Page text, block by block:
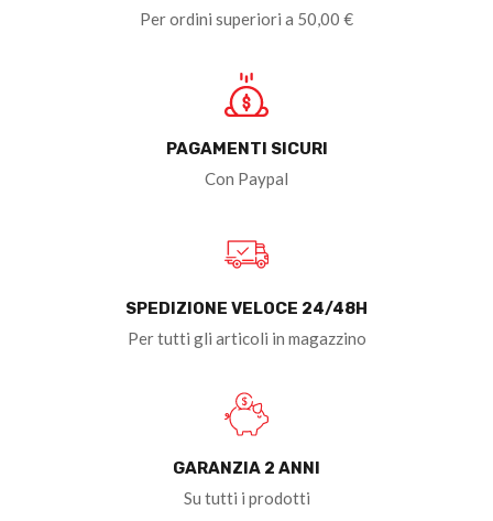
Per ordini superiori a 50,00 €
PAGAMENTI SICURI
Con Paypal
SPEDIZIONE VELOCE 24/48H
Per tutti gli articoli in magazzino
GARANZIA 2 ANNI
Su tutti i prodotti